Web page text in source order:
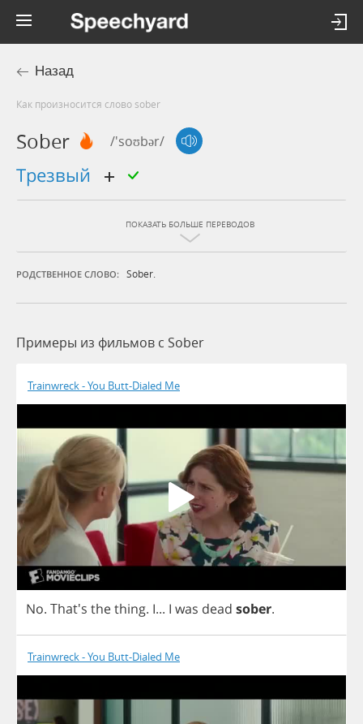
Назад
Как произносится слово sober
Sober /'soʊbər/
трезвый
ПОКАЗАТЬ БОЛЬШЕ ПЕРЕВОДОВ
РОДСТВЕННОЕ СЛОВО: Sober.
Примеры из фильмов c Sober
Trainwreck - You Butt-Dialed Me
No. That's thething. I... I was dead sober.
Trainwreck - You Butt-Dialed Me